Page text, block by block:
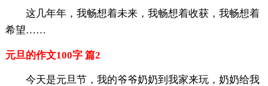
这几年年，我畅想着未来，我畅想着收获，我畅想着
希望……
元旦的作文100字 篇2
今天是元旦节，我的爷爷奶奶到我家来玩，奶奶给我